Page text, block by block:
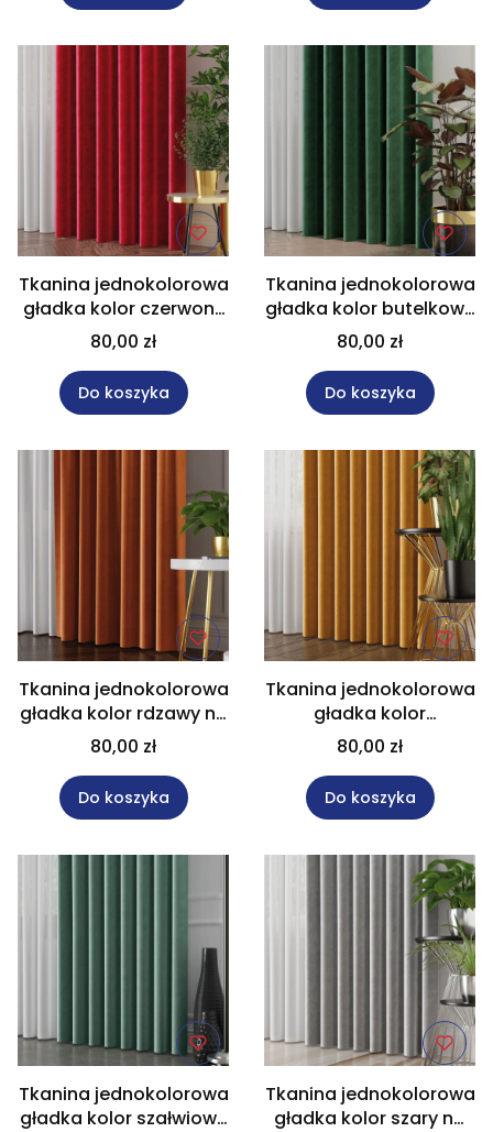
Tkanina jednokolorowa
gładka kolor czerwony
na metry wysokość 300
cm VELVET/043
80,00 zł
Do koszyka
Tkanina jednokolorowa
gładka kolor butelkowy
zielony na metry
wysokość 300 cm
VELVET/094
80,00 zł
Do koszyka
Tkanina jednokolorowa
gładka kolor rdzawy na
metry wysokość 300
cm VELVET/028
80,00 zł
Do koszyka
Tkanina jednokolorowa
gładka kolor
szafranowy na metry
wysokość 300 cm
VELVET/026
80,00 zł
Do koszyka
Tkanina jednokolorowa
gładka kolor szałwiowy
Tkanina jednokolorowa
gładka kolor szary na